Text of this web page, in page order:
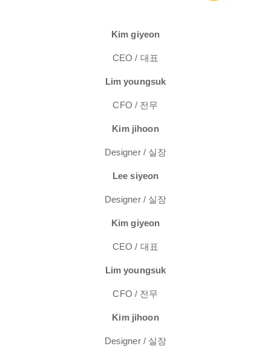
Kim giyeon
CEO / 대표
Lim youngsuk
CFO / 전무
Kim jihoon
Designer / 실장
Lee siyeon
Designer / 실장
Kim giyeon
CEO / 대표
Lim youngsuk
CFO / 전무
Kim jihoon
Designer / 실장